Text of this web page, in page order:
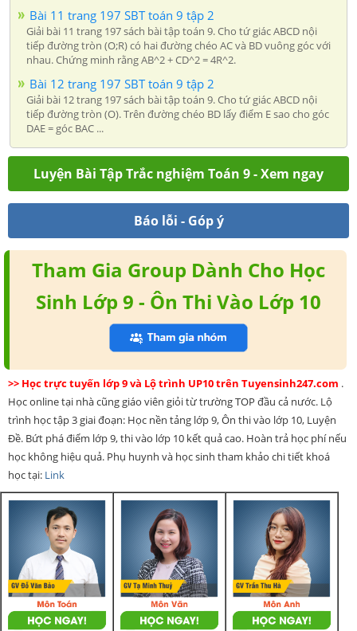
Bài 11 trang 197 SBT toán 9 tập 2
Giải bài 11 trang 197 sách bài tập toán 9. Cho tứ giác ABCD nội
tiếp đường tròn (O;R) có hai đường chéo AC và BD vuông góc với
nhau. Chứng minh rằng AB^2 + CD^2 = 4R^2.
Bài 12 trang 197 SBT toán 9 tập 2
Giải bài 12 trang 197 sách bài tập toán 9. Cho tứ giác ABCD nội
tiếp đường tròn (O). Trên đường chéo BD lấy điểm E sao cho góc
DAE = góc BAC ...
Luyện Bài Tập Trắc nghiệm Toán 9 - Xem ngay
Báo lỗi - Góp ý
Tham Gia Group Dành Cho Học
Sinh Lớp 9 - Ôn Thi Vào Lớp 10
>> Học trực tuyến lớp 9 và Lộ trình UP10 trên Tuyensinh247.com .
Học online tại nhà cũng giáo viên giỏi từ trường TOP đầu cả nước. Lộ
trình học tập 3 giai đoạn: Học nền tảng lớp 9, Ôn thi vào lớp 10, Luyện
Đề. Bứt phá điểm lớp 9, thi vào lớp 10 kết quả cao. Hoàn trả học phí nếu
học không hiệu quả. Phụ huynh và học sinh tham khảo chi tiết khoá
học tại: Link